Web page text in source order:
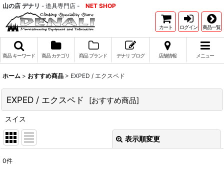
山の店 デナリ - 道具専門店 - NET SHOP
カート ログイン 商品一覧
商品 キーワード 商品 カテゴリ 商品 ブランド デナリ ブログ 店舗情報 メニュー
ホーム > おすすめ商品 > EXPED / エクスペド
EXPED / エクスペド [おすすめ商品]
スイス
表示順変更
0件